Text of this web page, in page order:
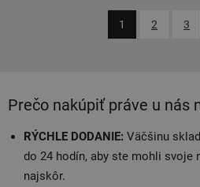
1 2 3
Prečo nakúpiť práve u nás
RÝCHLE DODANIE: Väčšinu
do 24 hodín, aby ste mohli svoje
najskôr.